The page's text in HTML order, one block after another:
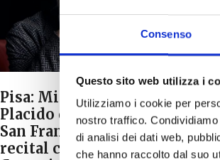
Consenso
Questo sito web utilizza i
Utilizziamo i cookie per
nostro traffico.
di analisi dei dati web,
che hanno raccolto dal suo
Pisa: Michele
Placido dà voce a
San Francesco in un
recital con i